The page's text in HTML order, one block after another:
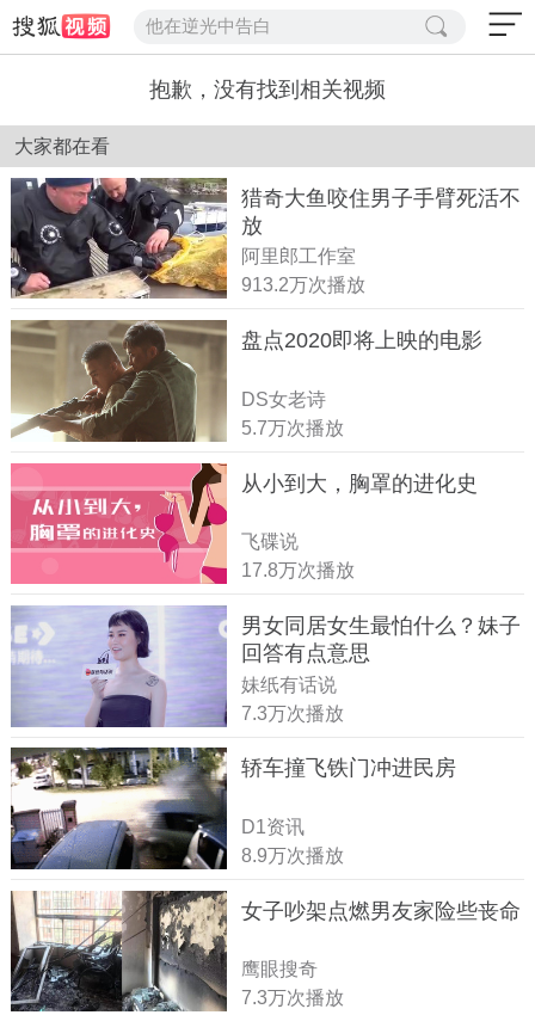
他在逆光中告白
抱歉，没有找到相关视频
大家都在看
猎奇大鱼咬住男子手臂死活不
放
阿里郎工作室
913.2万次播放
盘点2020即将上映的电影
DS女老诗
5.7万次播放
从小到大，胸罩的进化史
飞碟说
17.8万次播放
男女同居女生最怕什么？妹子
回答有点意思
妹纸有话说
7.3万次播放
轿车撞飞铁门冲进民房
D1资讯
8.9万次播放
女子吵架点燃男友家险些丧命
鹰眼搜奇
7.3万次播放